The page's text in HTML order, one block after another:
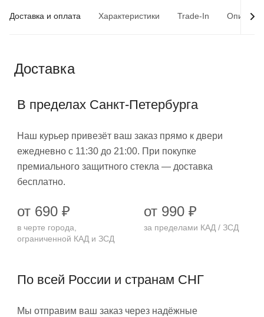
Доставка и оплата Характеристики Trade-In
Доставка
В пределах Санкт-Петербурга
Наш курьер привезёт ваш заказ прямо к двери
ежедневно с 11:30 до 21:00. При покупке
премиального защитного стекла — доставка
бесплатно.
от 690 ₽
в черте города,
ограниченной КАД и ЗСД
от 990 ₽
за пределами КАД / ЗСД
По всей России и странам СНГ
Мы отправим ваш заказ через надёжные